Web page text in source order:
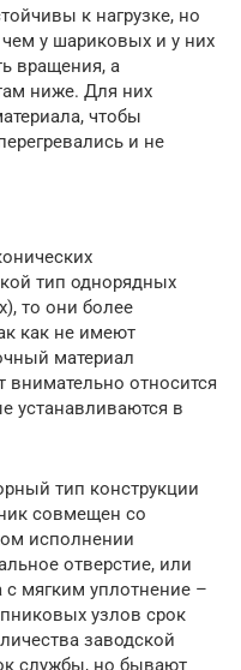
к нагрузке, но
у шариковых и у них
вращения, а
ниже. Для них
чтобы
и не
тип однорядных
то они более
как не имеют
материал
внимательно относится
устанавливаются в
тип конструкции
совмещен со
исполнении
отверстие, или
с мягким уплотнение –
узлов срок
заводской
службы, но бывают